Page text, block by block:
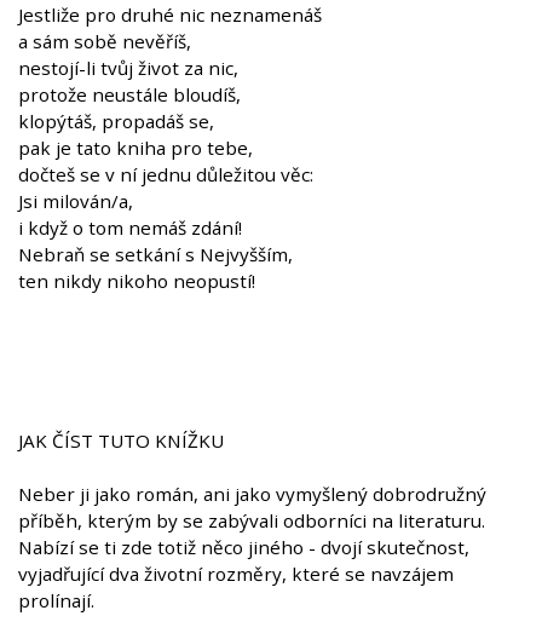
Jestliže pro druhé nic neznamenáš
a sám sobě nevěříš,
nestojí-li tvůj život za nic,
protože neustále bloudíš,
klopýtáš, propadáš se,
pak je tato kniha pro tebe,
dočteš se v ní jednu důležitou věc:
Jsi milován/a,
i když o tom nemáš zdání!
Nebraň se setkání s Nejvyšším,
ten nikdy nikoho neopustí!
JAK ČÍST TUTO KNÍŽKU
Neber ji jako román, ani jako vymyšlený dobrodružný
příběh, kterým by se zabývali odborníci na literaturu.
Nabízí se ti zde totiž něco jiného - dvojí skutečnost,
vyjadřující dva životní rozměry, které se navzájem
prolínají.